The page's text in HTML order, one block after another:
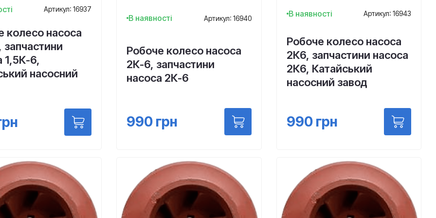
Артикул: 16937
колесо насоса
1,5К-6,
насосний
В наявності Артикул: 16940
Робоче колесо насоса
2К-6, запчастини
насоса 2К-6
990 грн
В наявності Артикул: 16943
Робоче колесо насоса
2К6, запчастини насоса
2К6, Катайський
насосний завод
990грн